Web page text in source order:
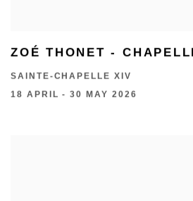
ZOÉ THONET -
SAINTE-CHAPELLE XIV
18 APRIL - 30 MAY 2026